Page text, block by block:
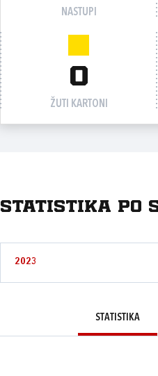
NASTUPI
0
ŽUTI KARTONI
Statistika po
2023
STATISTIKA